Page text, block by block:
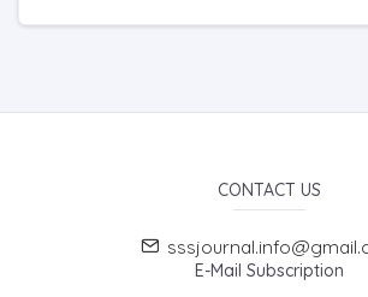
CONTACT US
E-Mail Subscription